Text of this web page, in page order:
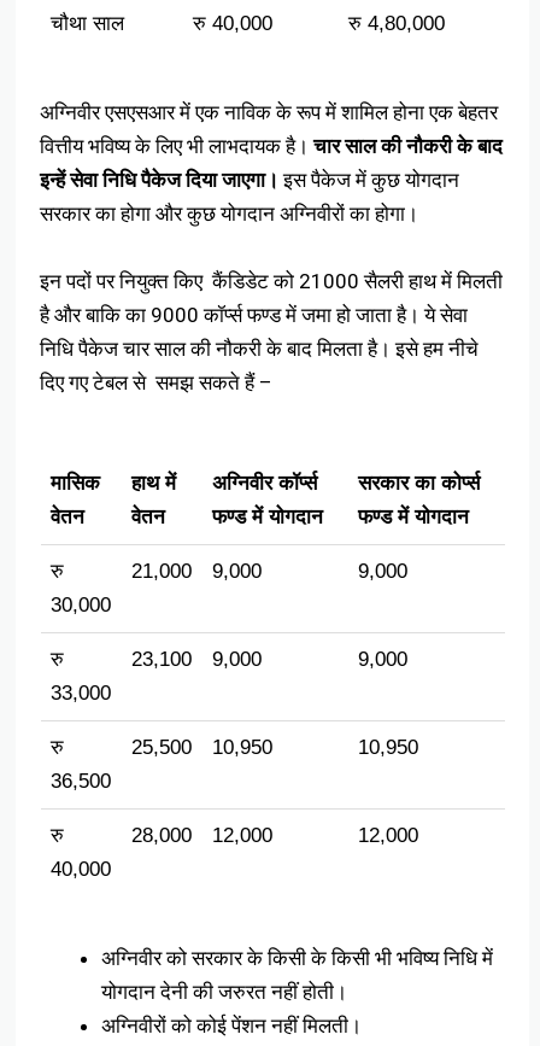
चौथा साल रु 40,000 रु 4,80,000
अग्निवीर एसएसआर में एक नाविक के रूप में शामिल होना एक बेहतर
वित्तीय भविष्य के लिए भी लाभदायक है। चार साल की नौकरी के बाद
इन्हें सेवा निधि पैकेज दिया जाएगा। इस पैकेज में कुछ योगदान
सरकार का होगा और कुछ योगदान अग्निवीरों का होगा।
इन पदों पर नियुक्त किए कैंडिडेट को 21000 सैलरी हाथ में मिलती
है और बाकि का 9000 कॉर्प्स फण्ड में जमा हो जाता है। ये सेवा
निधि पैकेज चार साल की नौकरी के बाद मिलता है। इसे हम नीचे
दिए गए टेबल से समझ सकते हैं –
मासिक
वेतन
हाथ में
वेतन
अग्निवीर कॉर्प्स
फण्ड में योगदान
सरकार का कोर्प्स
फण्ड में योगदान
रु
30,000
21,000 9,000 9,000
रु
33,000
23,100 9,000 9,000
रु
36,500
25,500 10,950 10,950
रु
40,000
28,000 12,000 12,000
अग्निवीर को सरकार के किसी के किसी भी भविष्य निधि में
योगदान देनी की जरुरत नहीं होती।
अग्निवीरों को कोई पेंशन नहीं मिलती।